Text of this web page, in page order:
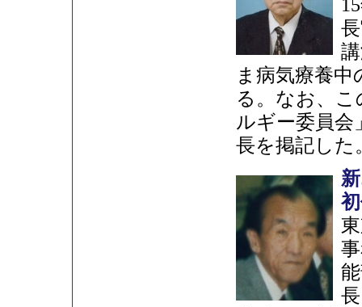
ま病気療養
る。なお、
ルギー委員会
長を掲記した